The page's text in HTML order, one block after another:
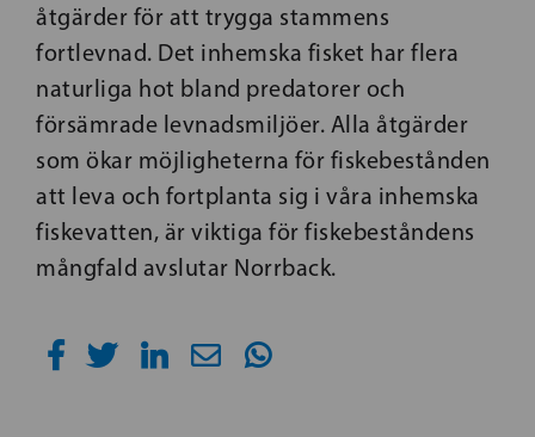
åtgärder för att trygga stammens
fortlevnad. Det inhemska fisket har flera
naturliga hot bland predatorer och
försämrade levnadsmiljöer. Alla åtgärder
som ökar möjligheterna för fiskebestånden
att leva och fortplanta sig i våra inhemska
fiskevatten, är viktiga för fiskebeståndens
mångfald avslutar Norrback.